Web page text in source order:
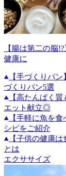
【腸は第二の脳
健康に
【手づくりパ
づくりパン5選
【高たんぱく
エット献立◎
【手軽に魚を
シピをご紹介
【子供の健康
とは
エクササイズ